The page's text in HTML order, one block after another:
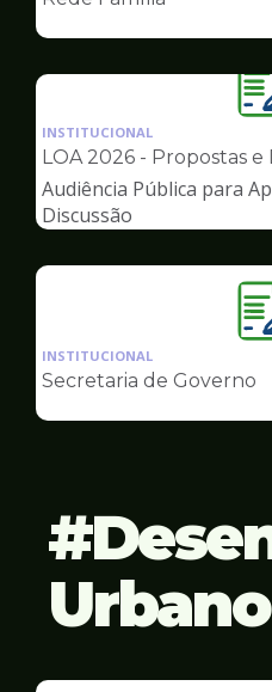
INSTITUCIONAL
LOA 2026 - Propostas
Audiência Pública para
Discussão
INSTITUCIONAL
Secretaria de Governo
Urbano